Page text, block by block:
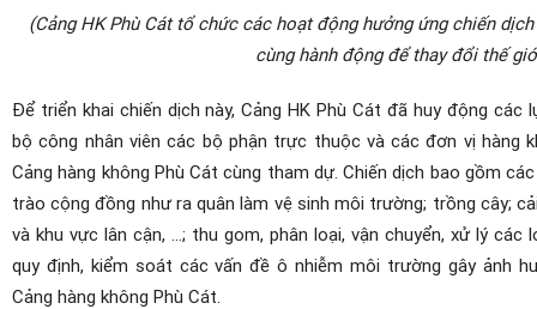
(Cảng HK Phù Cát tổ chức các hoạt động hưởng ứng chiến
cùng hành động để thay đổi thế
Để triển khai chiến dịch này, Cảng HK Phù Cát đã huy động
bộ công nhân viên các bộ phận trực thuộc và các đơn vị hàng
Cảng hàng không Phù Cát cùng tham dự. Chiến dịch bao gồm
trào cộng đồng như ra quân làm vệ sinh môi trường; trồng cây;
và khu vực lân cận, …; thu gom, phân loại, vận chuyển, xử lý
quy định, kiểm soát các vấn đề ô nhiễm môi trường gây ảnh
Cảng hàng không Phù Cát.